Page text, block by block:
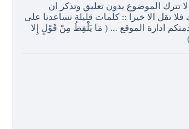
تترك الموضوع بدون تعليق وتذكر ان
تقل الا خيرا :: كلمات قليلة تساعدنا على
ادارة الموقع ... ( مَا يَلْفِظُ مِنْ قَوْلٍ إِلا